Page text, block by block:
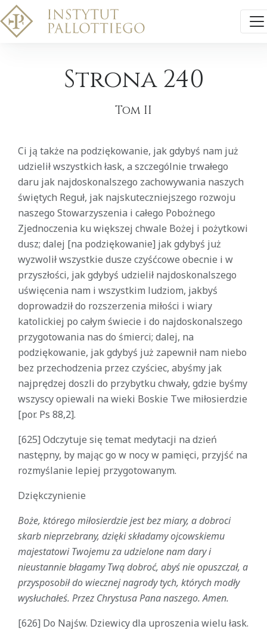
Strona 240
Tom II
Ci ją także na podziękowanie, jak gdybyś nam już
udzielił wszystkich łask, a szczególnie trwałego
daru jak najdoskonalszego zachowywania naszych
świętych Reguł, jak najskuteczniejszego rozwoju
naszego Stowarzyszenia i całego Pobożnego
Zjednoczenia ku większej chwale Bożej i pożytkowi
dusz; dalej [na podziękowanie] jak gdybyś już
wyzwolił wszystkie dusze czyśćcowe obecnie i w
przyszłości, jak gdybyś udzielił najdoskonalszego
uświęcenia nam i wszystkim ludziom, jakbyś
doprowadził do rozszerzenia miłości i wiary
katolickiej po całym świecie i do najdoskonalszego
przygotowania nas do śmierci; dalej, na
podziękowanie, jak gdybyś już zapewnił nam niebo
bez przechodzenia przez czyściec, abyśmy jak
najprędzej doszli do przybytku chwały, gdzie byśmy
wszyscy opiewali na wieki Boskie Twe miłosierdzie
[por. Ps 88,2].
[625] Odczytuje się temat medytacji na dzień
następny, by mając go w nocy w pamięci, przyjść na
rozmyślanie lepiej przygotowanym.
Dziękczynienie
Boże, którego miłosierdzie jest bez miary, a dobroci
skarb nieprzebrany, dzięki składamy ojcowskiemu
majestatowi Twojemu za udzielone nam dary i
nieustannie błagamy Twą dobroć, abyś nie opuszczał, a
przysposobił do wiecznej nagrody tych, których modły
wysłuchałeś. Przez Chrystusa Pana naszego. Amen.
[626] Do Najśw. Dziewicy dla uproszenia wielu łask.